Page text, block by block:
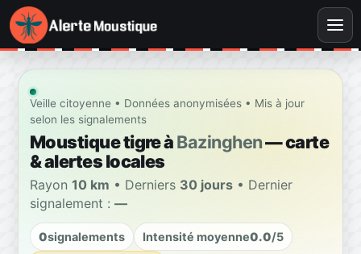
Veille citoyenne • Données anonymisées • Mis à jour
selon les signalements
Moustique tigre àBazinghen— carte
& alertes locales
Rayon 10 km • Derniers 30 jours • Dernier
signalement : —
0signalements Intensité moyenne0.0/5